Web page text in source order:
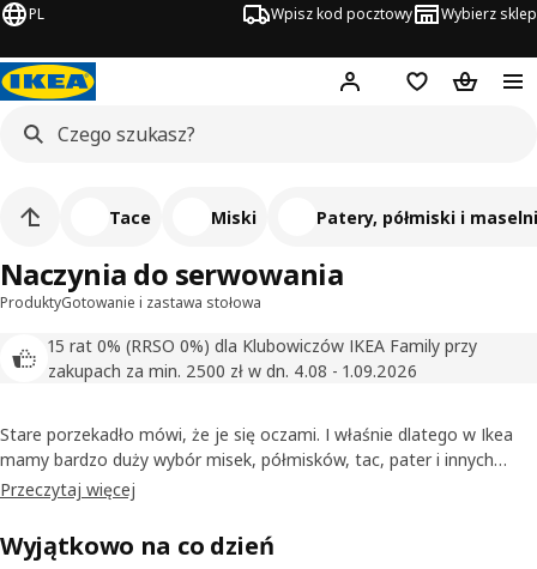
PL Wpisz kod pocztowy Wybierz sklep
Hej! Zaloguj się
Lista zakupowa
Koszyk
ProduktyGotowanie i zastawa stołowa
15 rat 0% (RRSO 0%) dla Klubowiczów IKEA Family przy
zakupach za min. 2500 zł w dn. 4.08 - 1.09.2026
Naczynia do serwowania
Tace Miski Patery, półmiski i
Stare porzekadło mówi, że je się oczami. I właśnie dlatego w Ikea
mamy bardzo duży wybór misek, półmisków, tac, pater i innych
naczyń do serwowania potraw. W końcu im ładniej podane, tym
zdecydowanie lepiej. Stawiamy na proste, uniwersalne wzornictwo,
dlatego nasze naczynia pasują do każdej jadalni.
Przeczytaj więcej
Wyjątkowo na co dzień